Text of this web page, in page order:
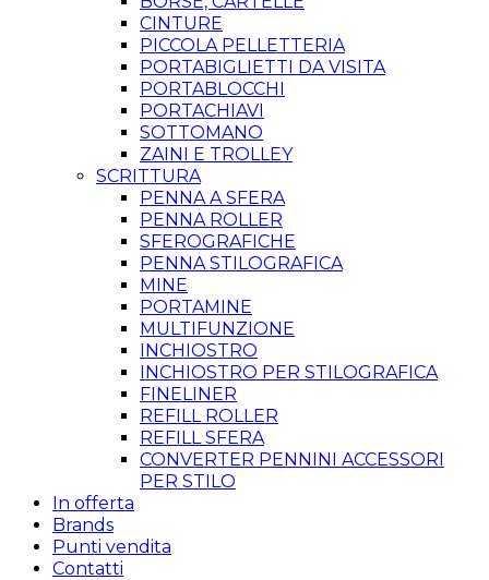
CINTURE
PICCOLA PELLETTERIA
PORTABIGLIETTI DA VISITA
PORTABLOCCHI
PORTACHIAVI
SOTTOMANO
ZAINI E TROLLEY
SCRITTURA
PENNA A SFERA
PENNA ROLLER
SFEROGRAFICHE
PENNA STILOGRAFICA
MINE
PORTAMINE
MULTIFUNZIONE
INCHIOSTRO
INCHIOSTRO PER STILOGRAFICA
FINELINER
REFILL ROLLER
REFILL SFERA
CONVERTER PENNINI ACCESSORI
PER STILO
In offerta
Brands
Punti vendita
Contatti